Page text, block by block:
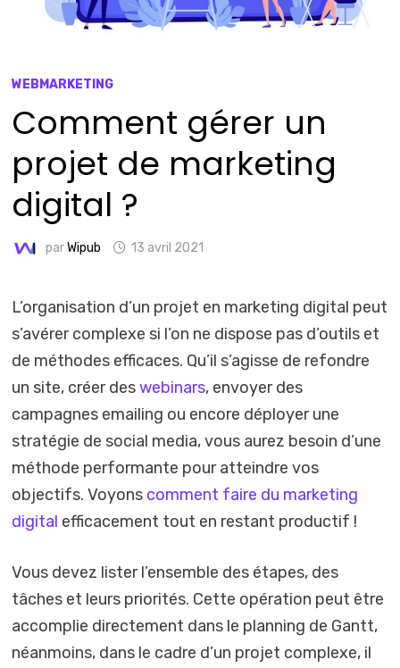
WEBMARKETING
Comment gérer un
projet de marketing
digital ?
parWipub 13 avril 2021
L’organisation d’un projet en marketing digital peut
s’avérer complexe si l’on ne dispose pas d’outils et
de méthodes efficaces. Qu’il s’agisse de refondre
un site, créer deswebinars, envoyer des
campagnes emailing ou encore déployer une
stratégie de social media, vous aurez besoin d’une
méthode performante pour atteindre vos
objectifs. Voyons comment faire du marketing
digital efficacement tout en restant productif !
Vous devez lister l’ensemble des étapes, des
tâches et leurs priorités. Cette opération peut être
accomplie directement dans le planning de Gantt,
néanmoins, dans le cadre d’un projet complexe, il